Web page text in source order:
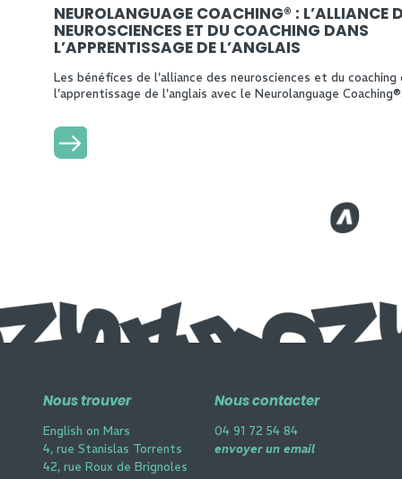
NEUROLANGUAGE COACHING® : L’ALLIANCE
NEUROSCIENCES ET DU COACHING DANS
L’APPRENTISSAGE DE L’ANGLAIS
Les bénéfices de l'alliance des neurosciences et du coaching
l'apprentissage de l'anglais avec le Neurolanguage
Nous trouver
English on Mars
4, rue Stanislas Torrents
42, rue Roux de Brignoles
Nous contacter
04 91 72 54 84
envoyer un email